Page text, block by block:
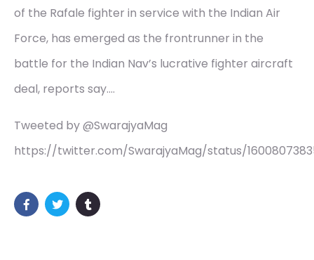
of the Rafale fighter in service with the Indian Air
Force, has emerged as the frontrunner in the
battle for the Indian Nav’s lucrative fighter aircraft
deal, reports say.…
Tweeted by @SwarajyaMag
https://twitter.com/SwarajyaMag/status/